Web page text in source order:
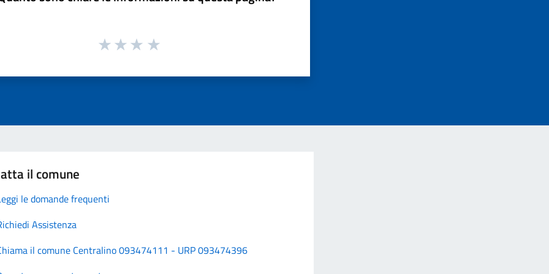
il comune
le domande frequenti
Assistenza
il comune Centralino 093474111 - URP 093474396